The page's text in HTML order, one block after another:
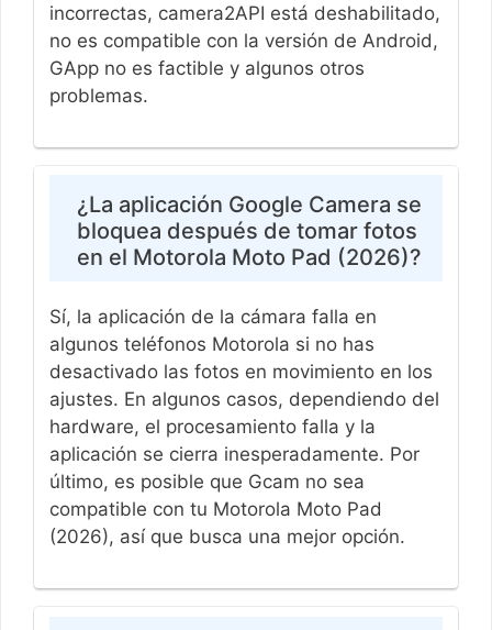
incorrectas, camera2API está deshabilitado,
no es compatible con la versión de Android,
GApp no ​​es factible y algunos otros
problemas.
¿La aplicación Google Camera se
bloquea después de tomar fotos
en el Motorola Moto Pad (2026)?
Sí, la aplicación de la cámara falla en
algunos teléfonos Motorola si no has
desactivado las fotos en movimiento en los
ajustes. En algunos casos, dependiendo del
hardware, el procesamiento falla y la
aplicación se cierra inesperadamente. Por
último, es posible que Gcam no sea
compatible con tu Motorola Moto Pad
(2026), así que busca una mejor opción.